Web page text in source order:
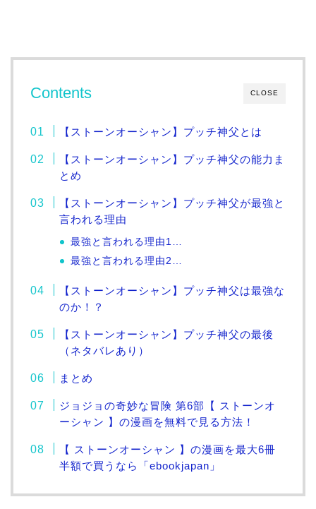
CLOSE
Contents
【ストーンオーシャン】プッチ神父とは
【ストーンオーシャン】プッチ神父の能力ま
とめ
【ストーンオーシャン】プッチ神父が最強と
言われる理由
最強と言われる理由1…
最強と言われる理由2…
【ストーンオーシャン】プッチ神父は最強な
のか！？
【ストーンオーシャン】プッチ神父の最後
（ネタバレあり）
まとめ
ジョジョの奇妙な冒険 第6部【 ストーンオ
ーシャン 】の漫画を無料で見る方法！
【 ストーンオーシャン 】の漫画を最大6冊
半額で買うなら「ebookjapan」